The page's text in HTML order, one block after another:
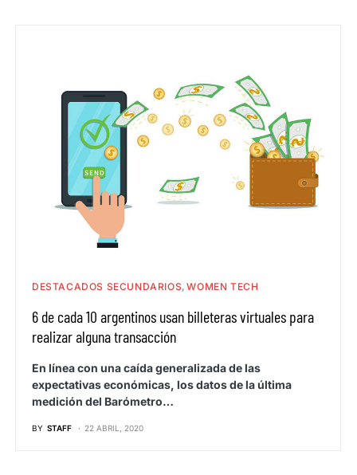
DESTACADOS SECUNDARIOS WOMEN TECH
6 de cada 10 argentinos usan billeteras virtuales para
realizar alguna transacción
En línea con una caída generalizada de las
expectativas económicas, los datos de la última
medición del Barómetro…
BY STAFF 22 ABRIL, 2020